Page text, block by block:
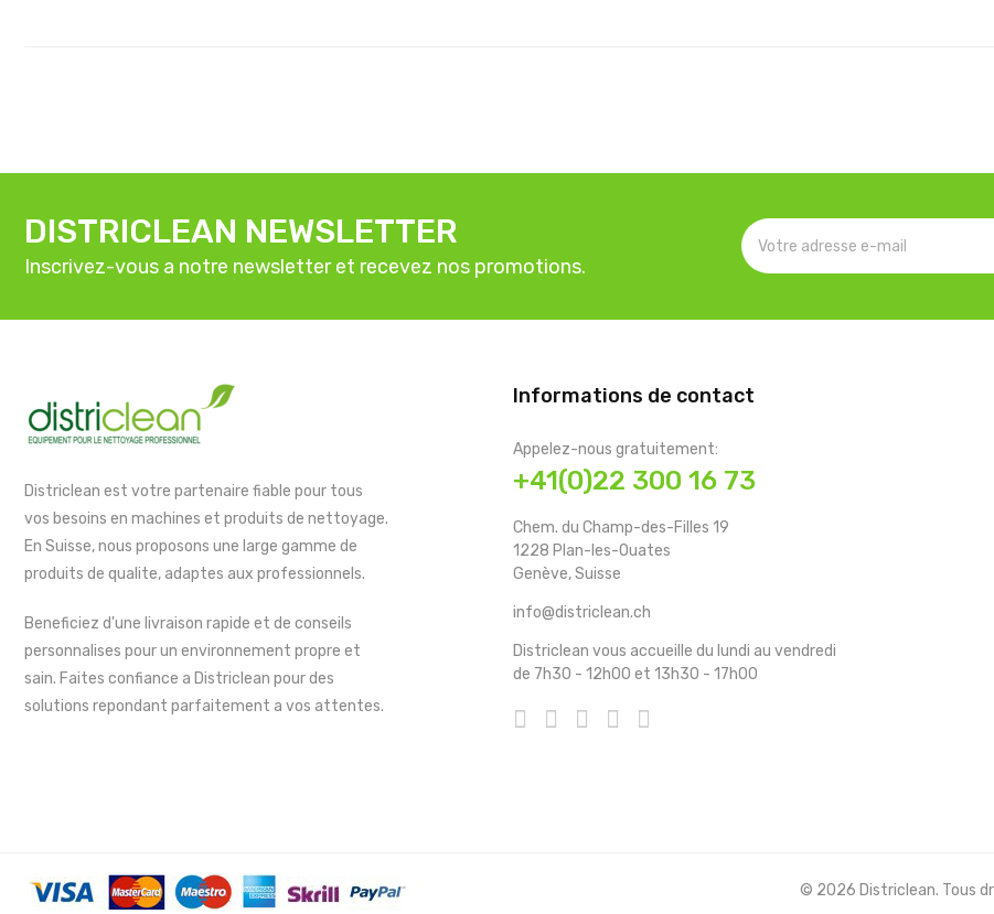
DISTRICLEAN NEWSLETTER
Inscrivez-vous a notre newsletter et recevez nos promotions.
Districlean est votre partenaire fiable pour tous
vos besoins en machines et produits de nettoyage.
En Suisse, nous proposons une large gamme de
produits de qualite, adaptes aux professionnels.
Beneficiez d'une livraison rapide et de conseils
personnalises pour un environnement propre et
sain. Faites confiance a Districlean pour des
solutions repondant parfaitement a vos attentes.
Informations de contact
Appelez-nous gratuitement:
+41(0)22 300 16 73
Chem. du Champ-des-Filles 19
1228 Plan-les-Ouates
Genève, Suisse
info@districlean.ch
Districlean vous accueille du lundi au vendredi
de 7h30 - 12h00 et 13h30 - 17h00
© 2026 Districlean. Tous